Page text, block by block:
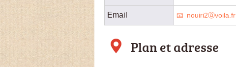
Email nouiri2ⓐvoila.fr
Plan et adresse